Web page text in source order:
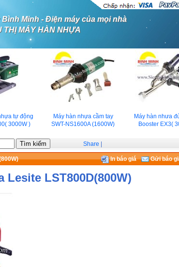
Minh - Điện máy của mọi nhà
THỊ MÁY HÀN NHỰA
tự động
3000W )
Máy hàn nhựa cầm tay
SWT-NS1600A (1600W)
Máy hàn nhưa đùn
Booster EX3(
Share
In báo giá Gửi báo
Lesite LST800D(800W)